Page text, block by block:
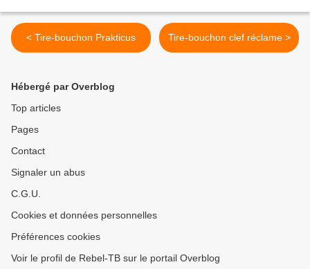
< Tire-bouchon Prakticus Tire-bouchon clef réclame >
Hébergé par Overblog
Top articles
Pages
Contact
Signaler un abus
C.G.U.
Cookies et données personnelles
Préférences cookies
Voir le profil de Rebel-TB sur le portail Overblog